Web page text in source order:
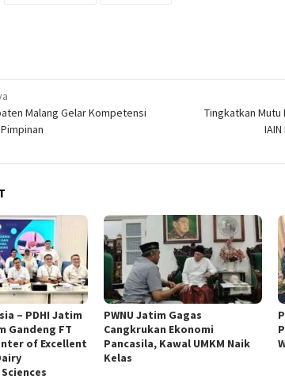
Malang Gelar Kompetensi
Tingkatkan Mutu
– PDHI Jatim
Gandeng FT
of Excellent
PWNU Jatim Gagas
Cangkrukan Ekonomi
Pancasila, Kawal UMKM Naik
Kelas